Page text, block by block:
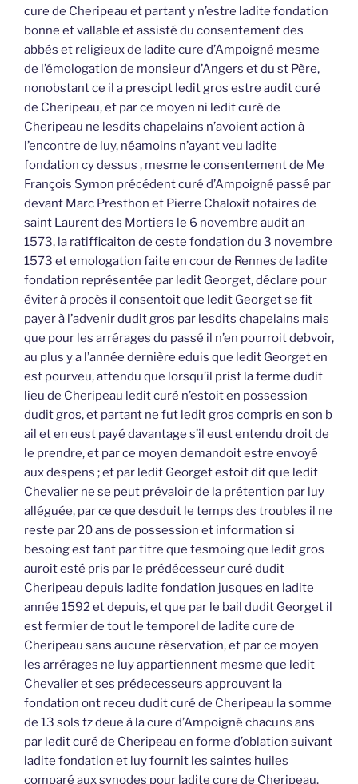
cure de Cheripeau et partant y n’estre ladite fondation
bonne et vallable et assisté du consentement des
abbés et religieux de ladite cure d’Ampoigné mesme
de l’émologation de monsieur d’Angers et du st Père,
nonobstant ce il a prescipt ledit gros estre audit curé
de Cheripeau, et par ce moyen ni ledit curé de
Cheripeau ne lesdits chapelains n’avoient action à
l’encontre de luy, néamoins n’ayant veu ladite
fondation cy dessus , mesme le consentement de Me
François Symon précédent curé d’Ampoigné passé par
devant Marc Presthon et Pierre Chaloxit notaires de
saint Laurent des Mortiers le 6 novembre audit an
1573, la ratifficaiton de ceste fondation du 3 novembre
1573 et emologation faite en cour de Rennes de ladite
fondation représentée par ledit Georget, déclare pour
éviter à procès il consentoit que ledit Georget se fit
payer à l’advenir dudit gros par lesdits chapelains mais
que pour les arrérages du passé il n’en pourroit debvoir,
au plus y a l’année dernière eduis que ledit Georget en
est pourveu, attendu que lorsqu’il prist la ferme dudit
lieu de Cheripeau ledit curé n’estoit en possession
dudit gros, et partant ne fut ledit gros compris en son b
ail et en eust payé davantage s’il eust entendu droit de
le prendre, et par ce moyen demandoit estre envoyé
aux despens ; et par ledit Georget estoit dit que ledit
Chevalier ne se peut prévaloir de la prétention par luy
alléguée, par ce que desduit le temps des troubles il ne
reste par 20 ans de possession et information si
besoing est tant par titre que tesmoing que ledit gros
auroit esté pris par le prédécesseur curé dudit
Cheripeau depuis ladite fondation jusques en ladite
année 1592 et depuis, et que par le bail dudit Georget il
est fermier de tout le temporel de ladite cure de
Cheripeau sans aucune réservation, et par ce moyen
les arrérages ne luy appartiennent mesme que ledit
Chevalier et ses prédecesseurs approuvant la
fondation ont receu dudit curé de Cheripeau la somme
de 13 sols tz deue à la cure d’Ampoigné chacuns ans
par ledit curé de Cheripeau en forme d’oblation suivant
ladite fondation et luy fournit les saintes huiles
comparé aux synodes pour ladite cure de Cheripeau,